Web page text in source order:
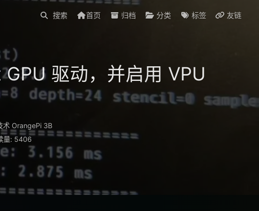
驱动，并启用 VPU
术 OrangePi 3B
量: 5406
首页 归档 分类 标签 友链